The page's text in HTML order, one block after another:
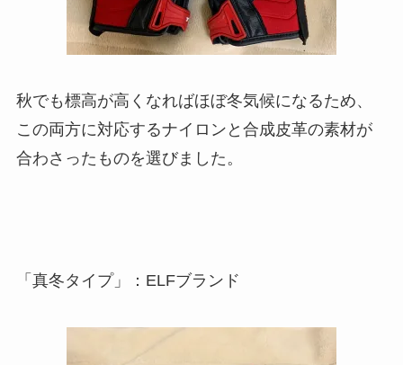
秋でも標高が高くなればほぼ冬気候になるため、
この両方に対応するナイロンと合成皮革の素材が
合わさったものを選びました。
「真冬タイプ」：ELFブランド